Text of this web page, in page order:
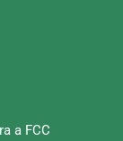
a FCC